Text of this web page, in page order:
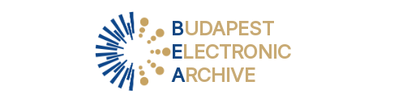
BUDAPEST
ELECTRONIC
ARCHIVE